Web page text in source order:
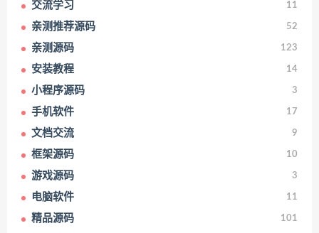
交流学习 11
亲测推荐源码 52
亲测源码 123
安装教程 14
小程序源码 3
手机软件 17
文档交流 9
框架源码 10
游戏源码 3
电脑软件 11
精品源码 101